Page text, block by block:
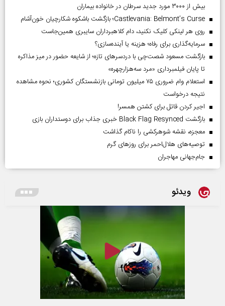
بیش از ۳۰۰۰ مورد جدید سرطان در خانواده بیماران
Castlevania: Belmont’s Curse؛ بازگشت باشکوه شکارچیان خون‌آشام
روی هر لینکی کلیک نکنید، دام کلاهبرداران سایبری همین‌جاست
سرمایه‌گذاری برای رفاه؛ هزینه یا آینده‌سازی؟
بازگشت مسعود شصت‌چی با دردسر‌های تازه؛ از شایعه حضور در میز مذاکره
تا پایان فیلمبرداری «مرد سه‌هزارچهره»
استعلام وام ضروری ۷۵ میلیون تومانی بازنشستگان کشوری؛ نحوه مشاهده
نتیجه درخواست
اجیر کردن قاتل برای کشتن همسر!
بازگشت Black Flag Resynced خبری جذاب برای دوستداران بازی
معجزه، نقشه شوهرکشی را ناکام گذاشت
توصیه‌های هلال‌احمر برای روز‌های گرم
جام‌جهانی مهاجران
ویدئو